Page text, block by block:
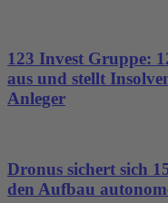
123 Invest Gruppe:
aus und stellt
Anleger
Dronus sichert sich
den Aufbau